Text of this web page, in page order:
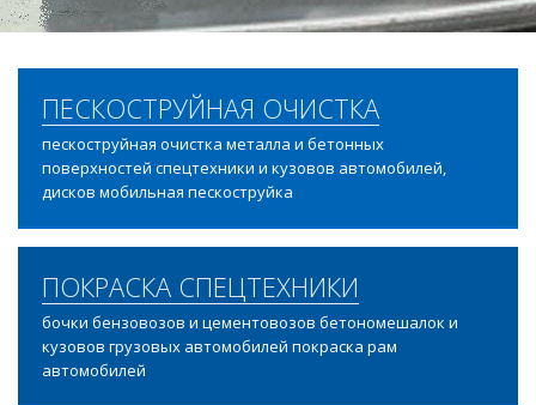
ПЕСКОСТРУЙНАЯ ОЧИСТКА
пескоструйная очистка металла и бетонных
поверхностей спецтехники и кузовов автомобилей,
дисков мобильная пескоструйка
ПОКРАСКА СПЕЦТЕХНИКИ
бочки бензовозов и цементовозов бетономешалок и
кузовов грузовых автомобилей покраска рам
автомобилей